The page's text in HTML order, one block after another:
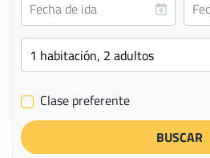
✔ Clase preferente